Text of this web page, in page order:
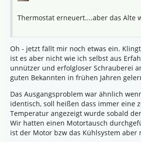
Thermostat erneuert....aber das Alte
Oh - jetzt fällt mir noch etwas ein.
ist es aber nicht wie ich selbst aus
unnützer und erfolgloser Schrauberei
guten Bekannten in frühen Jahren
Das Ausgangsproblem war ähnlich
identisch, soll heißen dass immer eine
Temperatur angezeigt wurde sobald
Wir hatten einen Motortausch
ist der Motor bzw das Kühlsystem aber